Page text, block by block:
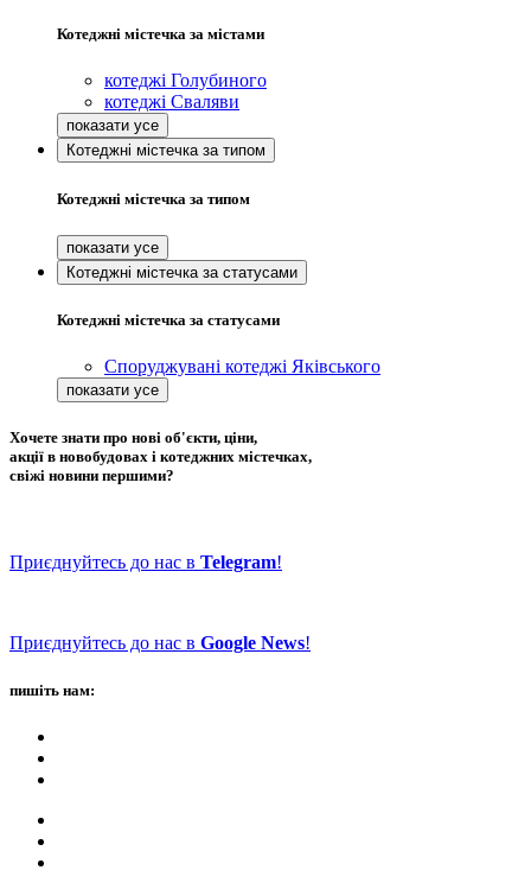
Котеджні містечка за містами
котеджі Голубиного
котеджі Сваляви
Котеджні містечка за типом
Котеджні містечка за типом
Котеджні містечка за статусами
Котеджні містечка за статусами
Споруджувані котеджі Яківського
Хочете знати про нові об'єкти, ціни,
акції в новобудовах і котеджних містечках,
свіжі новини першими?
Приєднуйтесь до нас в Telegram!
Приєднуйтесь до нас в Google News!
пишіть нам: